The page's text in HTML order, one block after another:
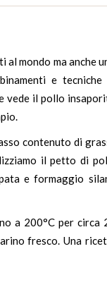
al mondo ma anche
etecniche
vede il pollo
contenuto di
il petto di
eformaggio
a 200°C per circa
fresco. Una